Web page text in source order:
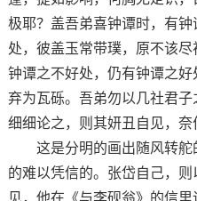
极耶？盖吾弟喜钟谭时，有
处，彼盖玉常带璞，原不该
钟谭之不好处，仍有钟谭之
弃为瓦砾。吾弟勿以几社君子
细细论之，则其妍丑自见，
这是分明的画出随风转舵
的难以凭信的。张岱自己，
见，他在《与李砚翁》的信